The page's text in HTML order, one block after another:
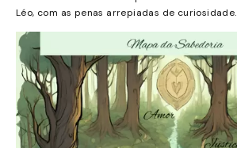
Léo, com as penas arrepiadas de curiosidade.